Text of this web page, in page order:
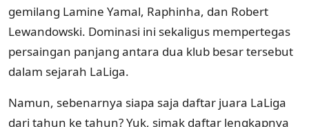
gemilang Lamine Yamal, Raphinha, dan Robert
Lewandowski. Dominasi ini sekaligus mempertegas
persaingan panjang antara dua klub besar tersebut
dalam sejarah LaLiga.
Namun, sebenarnya siapa saja daftar juara LaLiga
dari tahun ke tahun? Yuk, simak daftar lengkapnya